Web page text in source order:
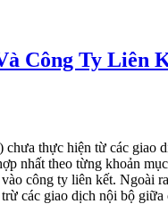
Công Ty Liên
thực hiện từ các giao
nhất theo từng khoản
công ty liên kết. Ngoài
các giao dịch nội bộ